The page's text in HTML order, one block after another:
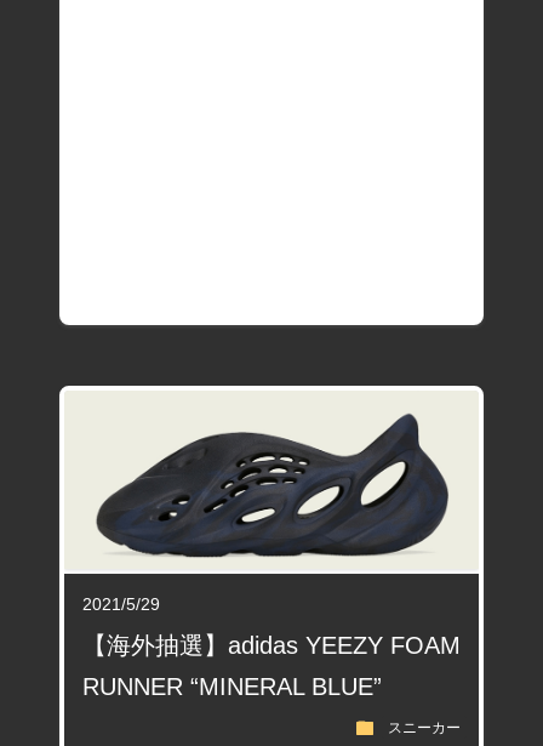
2021/5/29
【海外抽選】adidas YEEZY FOAM
RUNNER “MINERAL BLUE”
folder スニーカー